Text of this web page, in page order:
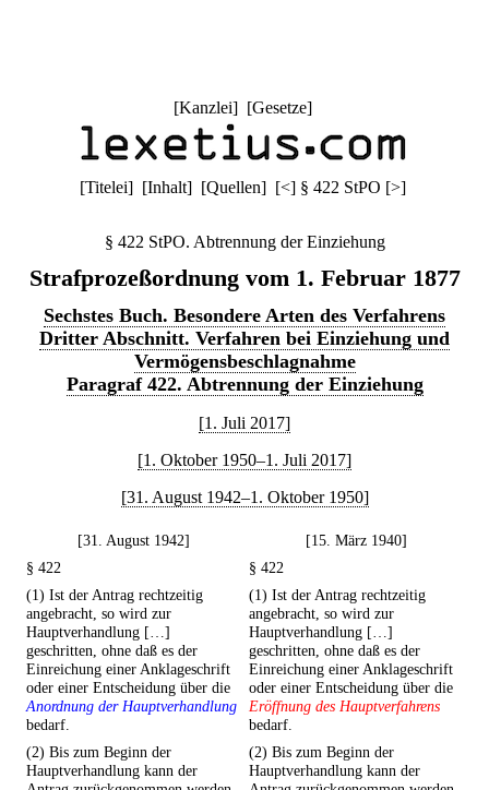
[Kanzlei] [Gesetze]
[Titelei] [Inhalt] [Quellen] [<] § 422 StPO [>]
§ 422 StPO. Abtrennung der Einziehung
Strafprozeßordnung vom 1. Februar 1877
Sechstes Buch. Besondere Arten des Verfahrens
Dritter Abschnitt. Verfahren bei Einziehung und
Vermögensbeschlagnahme
Paragraf 422. Abtrennung der Einziehung
[1. Juli 2017]
[1. Oktober 1950–1. Juli 2017]
[31. August 1942–1. Oktober 1950]
[31. August 1942]
[15. März 1940]
§ 422
§ 422
(1) Ist der Antrag rechtzeitig
angebracht, so wird zur
Hauptverhandlung […]
geschritten, ohne daß es der
Einreichung einer Anklageschrift
oder einer Entscheidung über die
Anordnung der Hauptverhandlung
bedarf.
(1) Ist der Antrag rechtzeitig
angebracht, so wird zur
Hauptverhandlung […]
geschritten, ohne daß es der
Einreichung einer Anklageschrift
oder einer Entscheidung über die
Eröffnung des Hauptverfahrens
bedarf.
(2) Bis zum Beginn der
Hauptverhandlung kann der
(2) Bis zum Beginn der
Hauptverhandlung kann der